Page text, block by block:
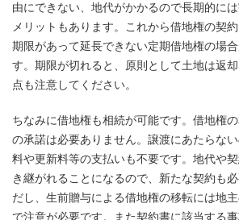
由にできない、地代がかかるので長期的に
メリットもあります。これから借地権の契約
期限があって延長できない定期借地権の場
す。期限が切れると、原則として土地は返
点も注意してください。
ちなみに借地権も相続が可能です。借地権
の承諾は必要ありません。譲渡にあたらな
料や更新料等の支払いも不要です。地代や契
き継がれることになるので、新たな契約も
だし、生前贈与による借地権の移転には地
で注意が必要です。また契約書に該当する